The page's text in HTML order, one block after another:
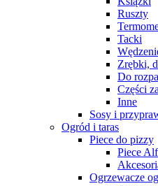
Ruszty
Tacki
Zrębki,
Do
Części
Inne
Sosy i
Ogród i taras
Piece do pizzy
Piece
Ogrzewacze